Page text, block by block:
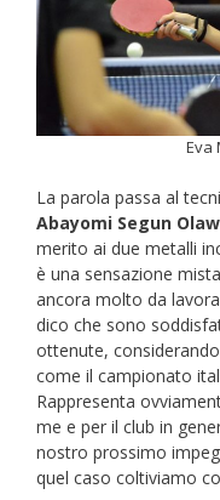
Eva
La parola passa al
Abayomi Segun
merito ai due metalli
è una sensazione
ancora molto da
dico che sono
ottenute,
come il campionato
Rappresenta
me e per il club in
nostro prossimo
quel caso coltiviamo